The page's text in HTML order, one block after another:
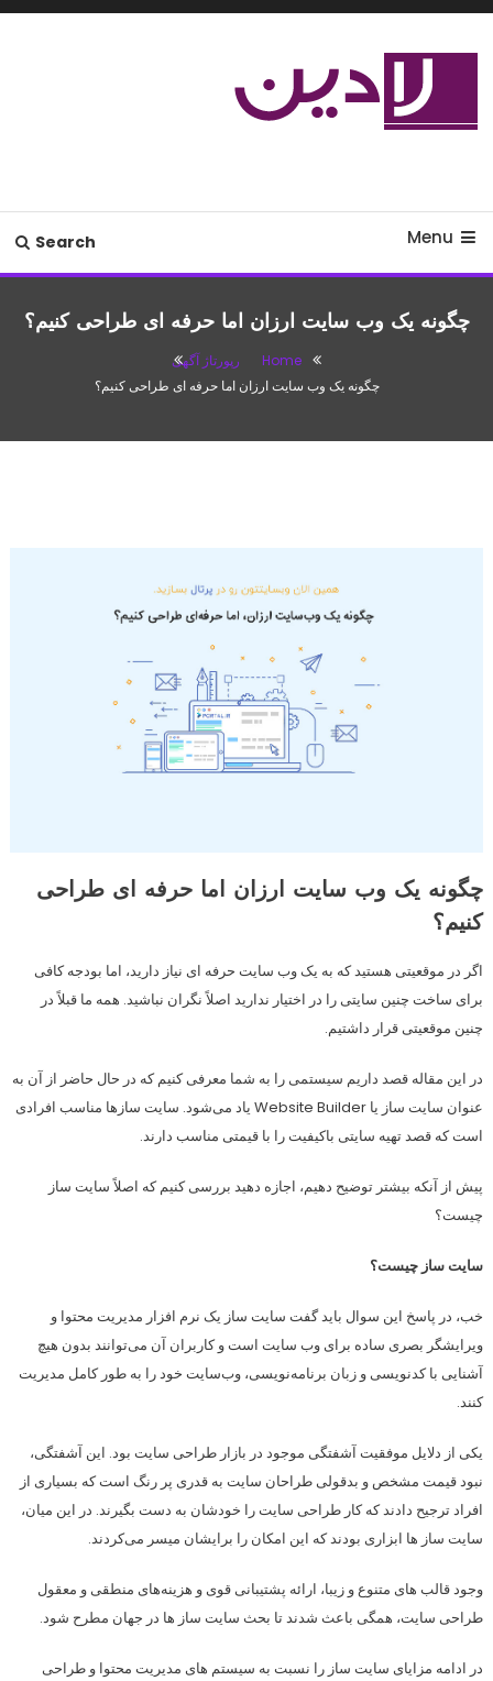
Skip
Menu
Search
چگونه یک وب سایت ارزان اما حرفه ای طراحی کنیم؟
Home
رپورتاژ آگهی
چگونه یک وب سایت ارزان اما حرفه ای طراحی کنیم؟
رپورتاژ آگهی
چگونه یک وب سایت ارزان اما حرفه ای طراحی
کنیم؟
اگر در موقعیتی هستید که به یک وب سایت حرفه ای نیاز دارید، اما بودجه کافی
برای ساخت چنین سایتی را در اختیار ندارید اصلاً نگران نباشید. همه ما قبلاً در
چنین موقعیتی قرار داشتیم.
در این مقاله قصد داریم سیستمی را به شما معرفی کنیم که در حال حاضر از آن به
عنوان سایت ساز یا Website Builder یاد می‌شود. سایت سازها مناسب افرادی
است که قصد تهیه سایتی باکیفیت را با قیمتی مناسب دارند.
پیش از آنکه بیشتر توضیح دهیم، اجازه دهید بررسی کنیم که اصلاً سایت ساز
چیست؟
سایت ساز چیست؟
خب، در پاسخ این سوال باید گفت سایت ساز یک نرم افزار مدیریت محتوا و
ویرایشگر بصری ساده برای وب سایت است و کاربران آن می‌توانند بدون هیچ
آشنایی با کدنویسی و زبان برنامه‌نویسی، وب‌سایت خود را به طور کامل مدیریت
کنند.
یکی از دلایل موفقیت آشفتگی موجود در بازار طراحی سایت بود. این آشفتگی،
نبود قیمت مشخص و بدقولی طراحان سایت به قدری پر رنگ است که بسیاری از
افراد ترجیح دادند که کار طراحی سایت را خودشان به دست بگیرند. در این میان،
سایت ساز ها ابزاری بودند که این امکان را برایشان میسر می‌کردند.
وجود قالب های متنوع و زیبا، ارائه پشتیبانی قوی و هزینه‌های منطقی و معقول
طراحی سایت، همگی باعث شدند تا بحث سایت ساز ها در جهان مطرح شود.
در ادامه مزایای سایت ساز را نسبت به سیستم های مدیریت محتوا و طراحی